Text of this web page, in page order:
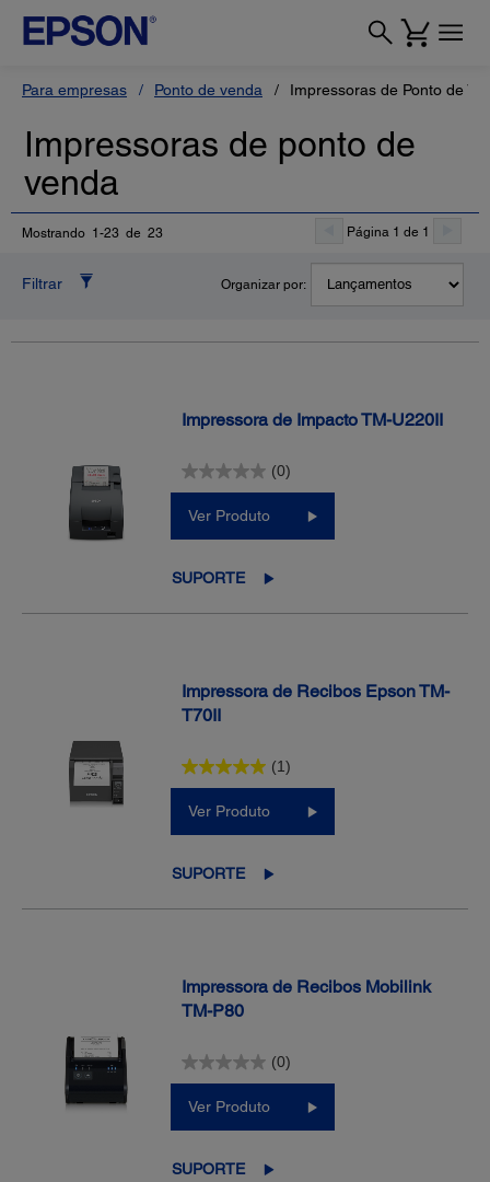
Para empresas Ponto de venda Impressoras de Ponto de
Impressoras de ponto de
venda
Mostrando 1-23 de 23 Página 1 de 1
Filtrar Organizar por:
Impressora de Impacto TM-U220II
(0)
Ver Produto
SUPORTE
Impressora de Recibos Epson TM-
T70II
(1)
Ver Produto
SUPORTE
Impressora de Recibos Mobilink
TM-P80
(0)
Ver Produto
SUPORTE